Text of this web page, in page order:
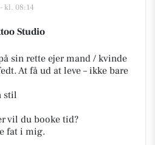
kl. 08:14
Studio
sin rette ejer mand / kvinde
At få ud at leve – ikke bare
stil
vil du booke tid?
fat i mig.